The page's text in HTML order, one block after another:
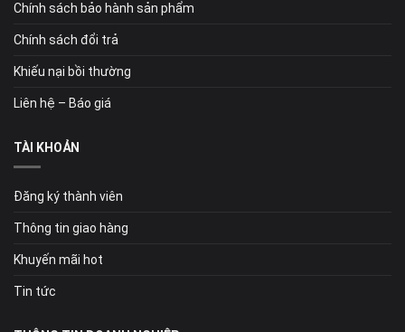
Chính sách bảo hành sản phẩm
Chính sách đổi trả
Khiếu nại bồi thường
Liên hệ – Báo giá
TÀI KHOẢN
Đăng ký thành viên
Thông tin giao hàng
Khuyến mãi hot
Tin tức